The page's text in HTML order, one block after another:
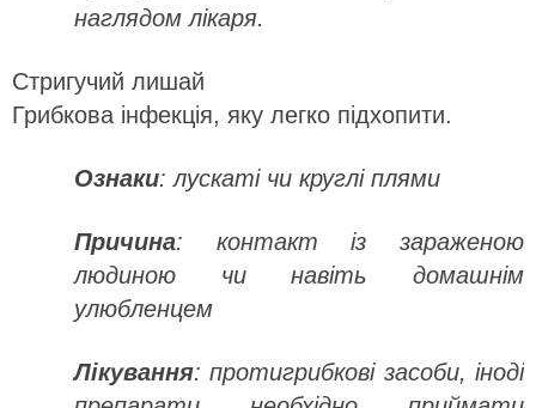
наглядом лікаря.
Стригучий лишай
Грибкова інфекція, яку легко підхопити.
Ознаки: лускаті чи круглі плями
Причина: контакт із зараженою
людиною чи навіть домашнім
улюбленцем
Лікування: протигрибкові засоби, іноді